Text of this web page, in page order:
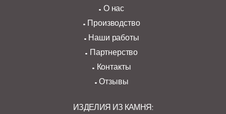
О нас
Производство
Наши работы
Партнерство
Контакты
Отзывы
ИЗДЕЛИЯ ИЗ КАМНЯ: